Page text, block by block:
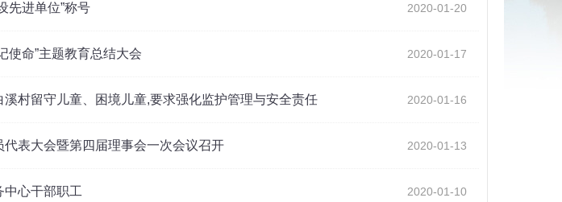
2020-01-20
先进单位”称号
2020-01-17
使命”主题教育总结大会
2020-01-16
村留守儿童、困境儿童,要求强化监护管理与安全责任
2020-01-13
表大会暨第四届理事会一次会议召开
2020-01-10
心干部职工